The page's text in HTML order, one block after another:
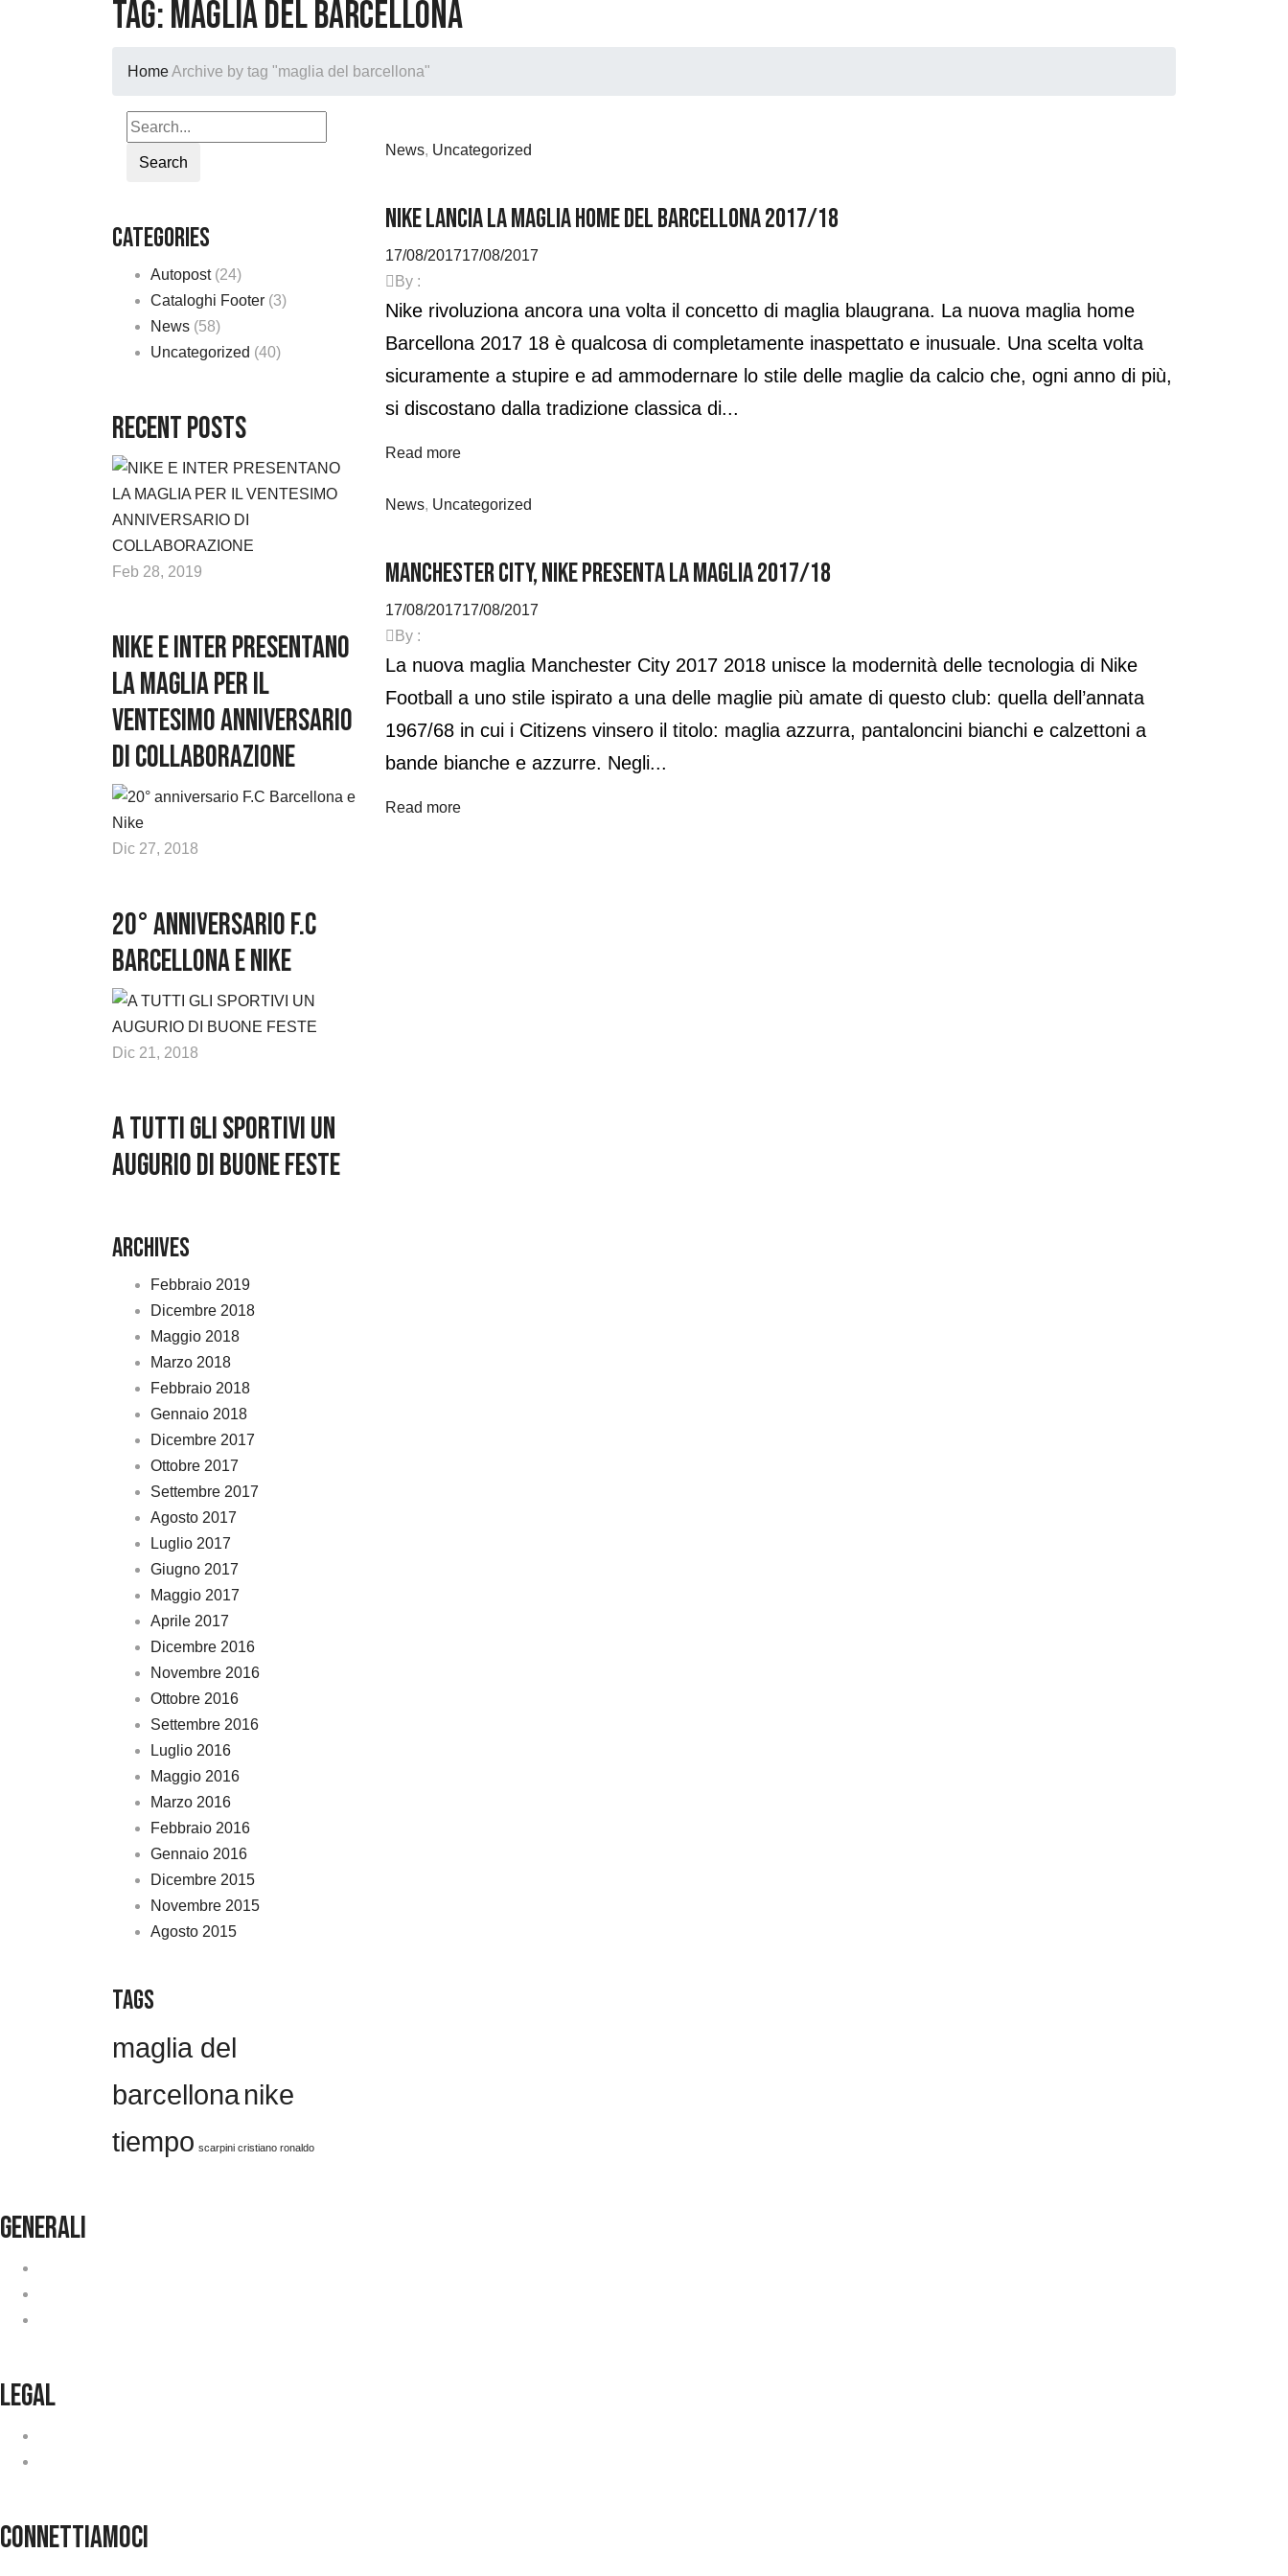
Tag:maglia del barcellona
HomeArchive by tag "maglia del barcellona"
Search
Categories
Autopost(24)
Cataloghi Footer (3)
News (58)
Uncategorized (40)
Recent Posts
Feb 28, 2019
NIKE E INTER PRESENTANO
LA MAGLIA PER IL
VENTESIMO ANNIVERSARIO
DI COLLABORAZIONE
Dic 27, 2018
20° anniversario F.C
Barcellona e Nike
Dic 21, 2018
A TUTTI GLI SPORTIVI UN
AUGURIO DI BUONE FESTE
Archives
Febbraio 2019
Dicembre 2018
Maggio 2018
Marzo 2018
Febbraio 2018
Gennaio 2018
Dicembre 2017
Ottobre 2017
Settembre 2017
Agosto 2017
Luglio 2017
Giugno 2017
Maggio 2017
Aprile 2017
Dicembre 2016
Novembre 2016
Ottobre 2016
Settembre 2016
Luglio 2016
Maggio 2016
Marzo 2016
Febbraio 2016
Gennaio 2016
Dicembre 2015
Novembre 2015
Agosto 2015
Tags
maglia del
barcellonanike
tiempo scarpini cristiano ronaldo
News, Uncategorized
NIKE LANCIA LA MAGLIA HOME DEL BARCELLONA 2017/18
17/08/201717/08/2017
By :
Nike rivoluziona ancora una volta il concetto di maglia blaugrana. La nuova maglia home
Barcellona 2017 18 è qualcosa di completamente inaspettato e inusuale. Una scelta volta
sicuramente a stupire e ad ammodernare lo stile delle maglie da calcio che, ogni anno di più,
si discostano dalla tradizione classica di...
Read more
News, Uncategorized
MANCHESTER CITY, NIKE PRESENTA LA MAGLIA 2017/18
17/08/201717/08/2017
By :
La nuova maglia Manchester City 2017 2018 unisce la modernità delle tecnologia di Nike
Football a uno stile ispirato a una delle maglie più amate di questo club: quella dell’annata
1967/68 in cui i Citizens vinsero il titolo: maglia azzurra, pantaloncini bianchi e calzettoni a
bande bianche e azzurre. Negli...
Read more
generali
legal
connettiamoci